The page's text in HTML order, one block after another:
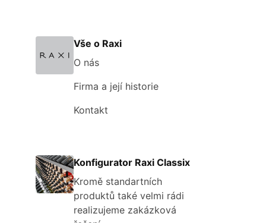
Vše o Raxi
O nás
Firma a její historie
Kontakt
Konfigurator Raxi Classix
Kromě standartních
produktů také velmi rádi
realizujeme zakázková